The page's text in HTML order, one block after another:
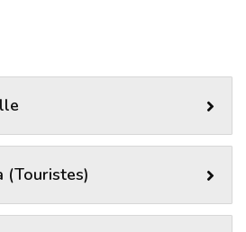
(Touristes)